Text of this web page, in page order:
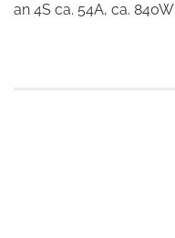
an 4S ca. 54A, ca. 840W